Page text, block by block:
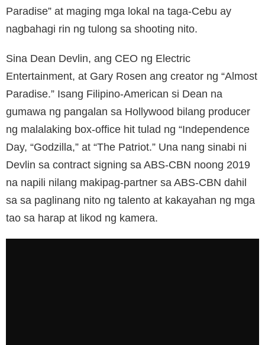
Paradise” at maging mga lokal na taga-Cebu ay
nagbahagi rin ng tulong sa shooting nito.
Sina Dean Devlin, ang CEO ng Electric
Entertainment, at Gary Rosen ang creator ng “Almost
Paradise.” Isang Filipino-American si Dean na
gumawa ng pangalan sa Hollywood bilang producer
ng malalaking box-office hit tulad ng “Independence
Day, “Godzilla,” at “The Patriot.” Una nang sinabi ni
Devlin sa contract signing sa ABS-CBN noong 2019
na napili nilang makipag-partner sa ABS-CBN dahil
sa sa paglinang nito ng talento at kakayahan ng mga
tao sa harap at likod ng kamera.